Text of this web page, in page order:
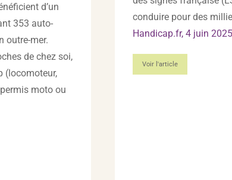
d’un
353 auto-
outre-mer.
de chez soi,
(locomoteur,
moto ou
conduire pour des
Handicap.fr, 4 juin 2025
Voir l'article